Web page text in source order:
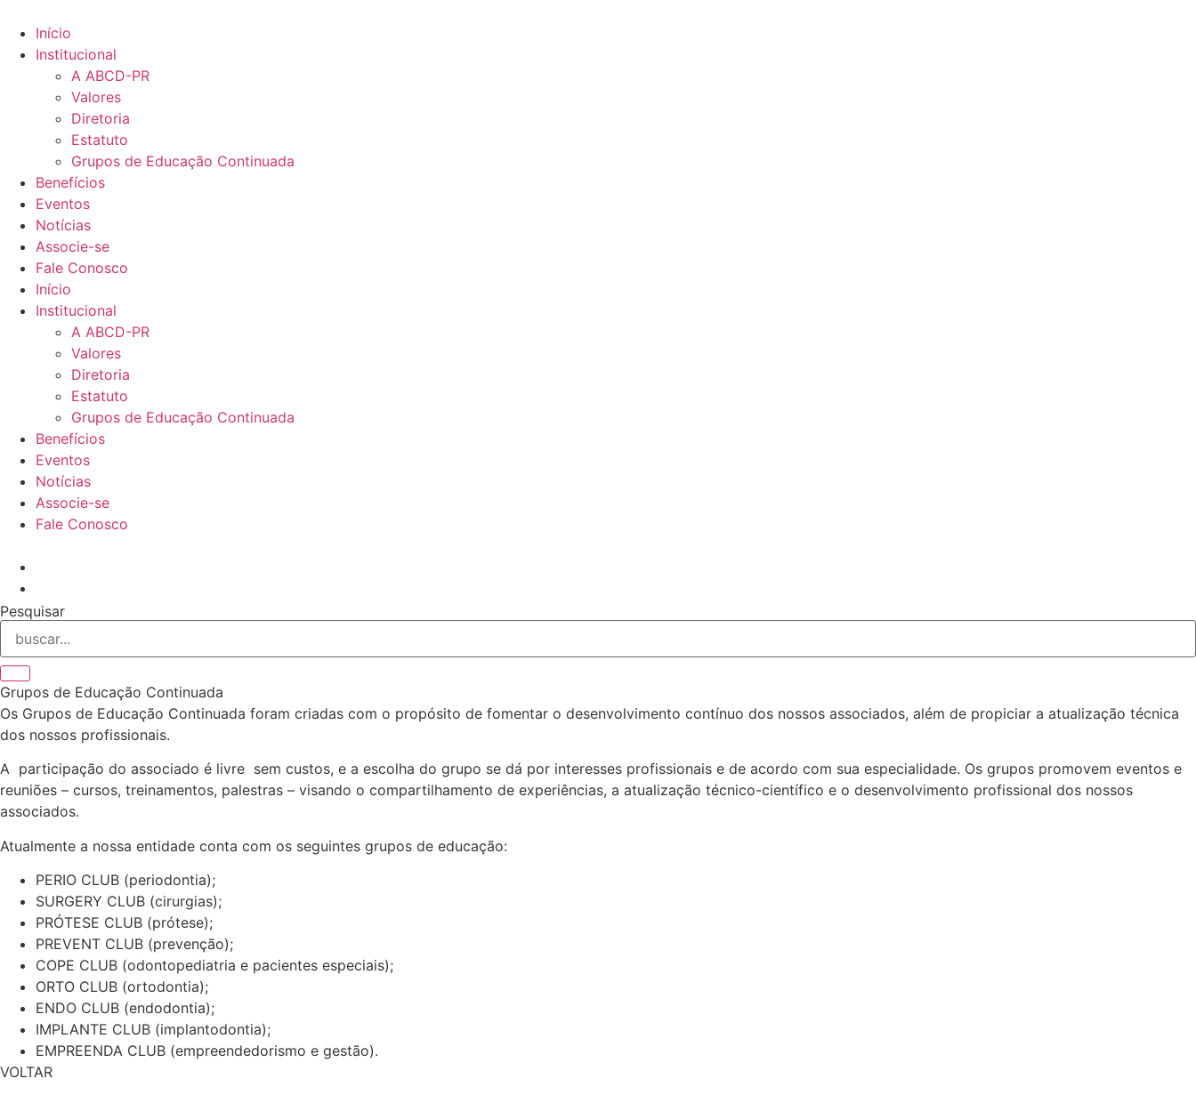
Início
Institucional
A ABCD-PR
Valores
Diretoria
Estatuto
Grupos de Educação Continuada
Benefícios
Eventos
Notícias
Associe-se
Fale Conosco
Início
Institucional
A ABCD-PR
Valores
Diretoria
Estatuto
Grupos de Educação Continuada
Benefícios
Eventos
Notícias
Associe-se
Fale Conosco
Pesquisar
Grupos de Educação Continuada
Os Grupos de Educação Continuada foram criadas com o propósito de fomentar o desenvolvimento contínuo dos nossos associados, além de propiciar a atualização técnica
dos nossos profissionais.
A participação do associado é livre sem custos, e a escolha do grupo se dá por interesses profissionais e de acordo com sua especialidade. Os grupos promovem eventos e
reuniões – cursos, treinamentos, palestras – visando o compartilhamento de experiências, a atualização técnico-científico e o desenvolvimento profissional dos nossos
associados.
Atualmente a nossa entidade conta com os seguintes grupos de educação:
PERIO CLUB (periodontia);
SURGERY CLUB (cirurgias);
PRÓTESE CLUB (prótese);
PREVENT CLUB (prevenção);
COPE CLUB (odontopediatria e pacientes especiais);
ORTO CLUB (ortodontia);
ENDO CLUB (endodontia);
IMPLANTE CLUB (implantodontia);
EMPREENDA CLUB (empreendedorismo e gestão).
VOLTAR